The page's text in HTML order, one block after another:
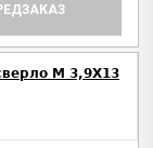
М 3,9Х13